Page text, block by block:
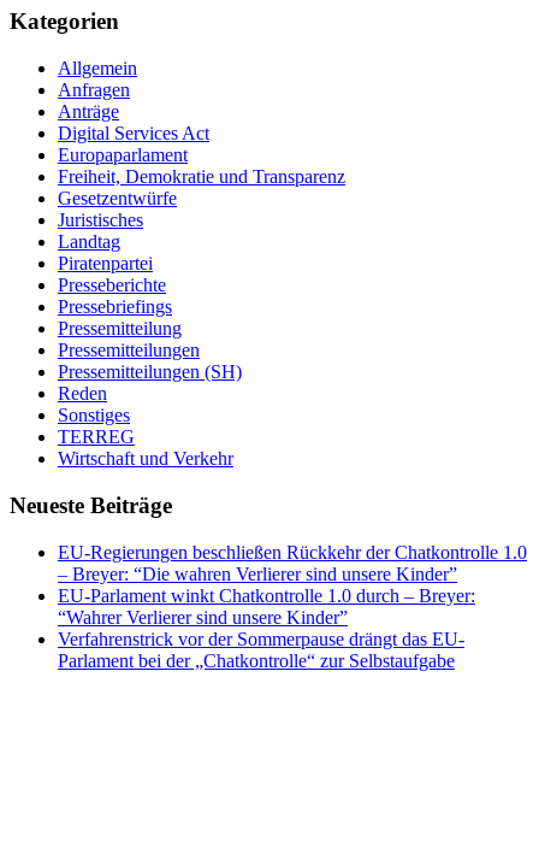
Kategorien
Allgemein
Anfragen
Anträge
Digital Services Act
Europaparlament
Freiheit, Demokratie und Transparenz
Gesetzentwürfe
Juristisches
Landtag
Piratenpartei
Presseberichte
Pressebriefings
Pressemitteilung
Pressemitteilungen
Pressemitteilungen (SH)
Reden
Sonstiges
TERREG
Wirtschaft und Verkehr
Neueste Beiträge
EU-Regierungen beschließen Rückkehr der Chatkontrolle 1.0
– Breyer: “Die wahren Verlierer sind unsere Kinder”
EU-Parlament winkt Chatkontrolle 1.0 durch – Breyer:
“Wahrer Verlierer sind unsere Kinder”
Verfahrenstrick vor der Sommerpause drängt das EU-
Parlament bei der „Chatkontrolle“ zur Selbstaufgabe